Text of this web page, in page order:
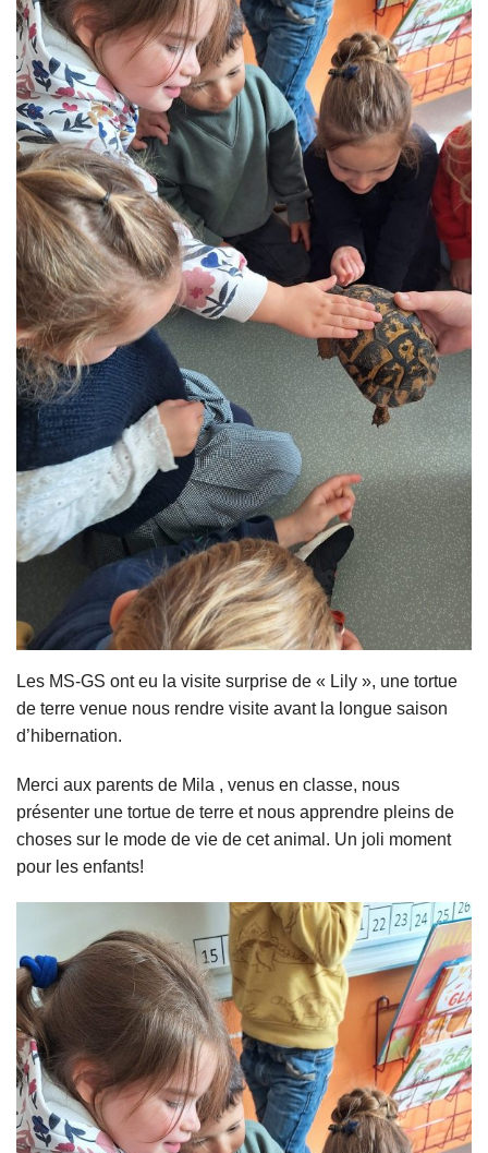
Liens utiles
Contact
Les MS-GS ont eu la visite surprise de « Lily », une tortue
de terre venue nous rendre visite avant la longue saison
d’hibernation.
Merci aux parents de Mila , venus en classe, nous
présenter une tortue de terre et nous apprendre pleins de
choses sur le mode de vie de cet animal. Un joli moment
pour les enfants!